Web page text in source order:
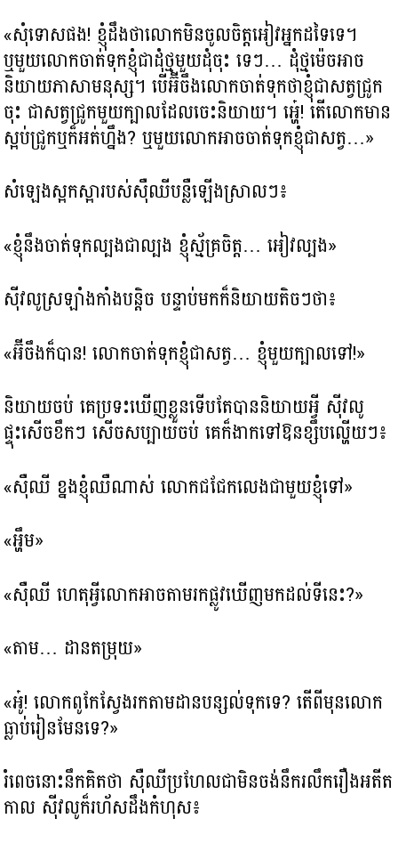
«សុំទោសផង! ខ្ញុំដឹងថាលោកមិនចូលចិត្តអៀវអ្នកដទៃទេ។
ឬមួយលោកចាត់ទុកខ្ញុំជាដុំថ្មមួយដុំចុះ ទេៗ… ដុំថ្មម៉េចអាច
និយាយភាសាមនុស្ស។ បើអ៊ីចឹងលោកចាត់ទុកថាខ្ញុំជាសត្វជ្រូក
ចុះ ជាសត្វជ្រូកមួយក្បាលដែលចេះនិយាយ។ អ្ហេ៎! តើលោកមាន
ស្អប់ជ្រូកឬក៏អត់ហ្នឹង? ឬមួយលោកអាចចាត់ទុកខ្ញុំជាសត្វ…»
សំឡេងស្អកស្អារបស់ស៊ឺឈីបន្លឺឡើងស្រាលៗ៖
«ខ្ញុំនឹងចាត់ទុកល្បងជាល្បង ខ្ញុំស្ម័គ្រចិត្ត… អៀវល្បង»
ស៊ីវលូស្រឡាំងកាំងបន្ដិច បន្ទាប់មកក៏និយាយតិចៗថា៖
«អ៊ីចឹងក៏បាន! លោកចាត់ទុកខ្ញុំជាសត្វ… ខ្ញុំមួយក្បាលទៅ!»
និយាយចប់ គេប្រទះឃើញខ្លួនទើបតែបាននិយាយអ្វី ស៊ីវលូ
ផ្ទុះសើចខឹកៗ សើចសប្បាយចប់ គេក៏ងាកទៅឱនខ្សឹបល្ហើយៗ៖
«ស៊ឺឈី ខ្នងខ្ញុំឈឺណាស់ លោកជជែកលេងជាមួយខ្ញុំទៅ»
«អ្ហឹម»
«ស៊ឺឈី ហេតុអ្វីលោកអាចតាមរកផ្លូវឃើញមកដល់ទីនេះ?»
«តាម… ដានតម្រុយ»
«អូ៎! លោកពូកែស្វែងរកតាមដានបន្សល់ទុកទេ? តើពីមុនលោក
ធ្លាប់រៀនមែនទេ?»
រំពេចនោះនឹកគិតថា ស៊ឺឈីប្រហែលជាមិនចង់នឹករលឹករឿងអតីត
កាល ស៊ីវលូក៏រហ័សដឹងកំហុស៖